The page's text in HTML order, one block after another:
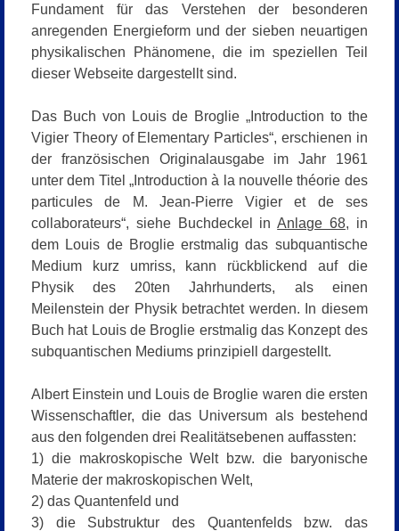
Fundament für das Verstehen der besonderen
anregenden Energieform und der sieben neuartigen
physikalischen Phänomene, die im speziellen Teil
dieser Webseite dargestellt sind.
Das Buch von Louis de Broglie„Introduction to the
Vigier Theory of Elementary Particles“, erschienen in
der französischen Originalausgabe im Jahr 1961
unter dem Titel „Introduction à la nouvelle théorie des
particules de M. Jean-Pierre Vigier et de ses
collaborateurs“, siehe Buchdeckel inAnlage 68, in
dem Louis de Broglie erstmalig das subquantische
Medium kurz umriss, kann rückblickend auf die
Physik des 20ten Jahrhunderts, als einen
Meilenstein der Physik betrachtet werden. In diesem
Buch hat Louis de Broglie erstmalig das Konzept des
subquantischen Mediums prinzipiell dargestellt.
Albert Einstein und Louis de Broglie waren die ersten
Wissenschaftler, die das Universum als bestehend
aus den folgenden drei Realitätsebenen auffassten:
1) die makroskopische Welt bzw. die baryonische
Materie der makroskopischen Welt,
2) das Quantenfeld und
3) die Substruktur des Quantenfelds bzw. das